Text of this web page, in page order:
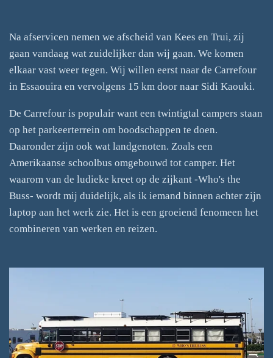
Na afservicen nemen we afscheid van Kees en Trui, zij
gaan vandaag wat zuidelijker dan wij gaan. We komen
elkaar vast weer tegen. Wij willen eerst naar de Carrefour
in Essaouira en vervolgens 15 km door naar Sidi Kaouki.
De Carrefour is populair want een twintigtal campers staan
op het parkeerterrein om boodschappen te doen.
Daaronder zijn ook wat landgenoten. Zoals een
Amerikaanse schoolbus omgebouwd tot camper. Het
waarom van de ludieke kreet op de zijkant -Who's the
Buss- wordt mij duidelijk, als ik iemand binnen achter zijn
laptop aan het werk zie. Het is een groeiend fenomeen het
combineren van werken en reizen.